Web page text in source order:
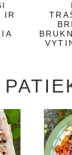
IR